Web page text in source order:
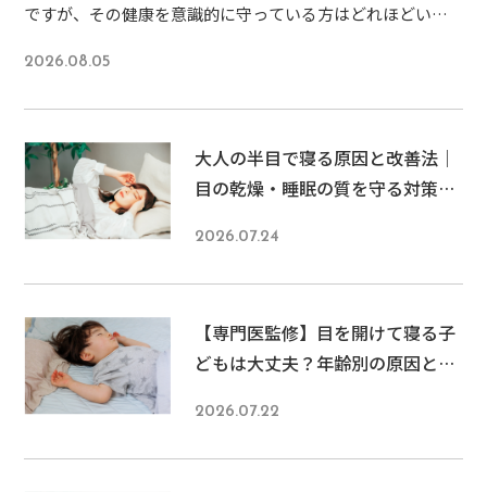
ですが、その健康を意識的に守っている方はどれほどいる
は、決して他人事ではなく、誰にでも起こり得る眼疾患の
2026.08.05
大人の半目で寝る原因と改善法｜
目の乾燥・睡眠の質を守る対策ま
2026.07.24
【専門医監修】目を開けて寝る子
どもは大丈夫？年齢別の原因と正
2026.07.22